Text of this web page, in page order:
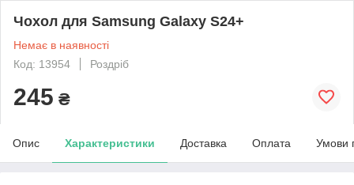
Чохол для Samsung Galaxy S24+
Немає в наявності
Код: 13954
Роздріб
245 ₴
Опис Характеристики Доставка Оплата Умови